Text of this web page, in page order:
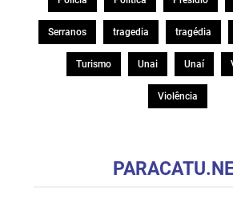
Serranos tragedia tragédia
Turismo Unai Unaí
Violência